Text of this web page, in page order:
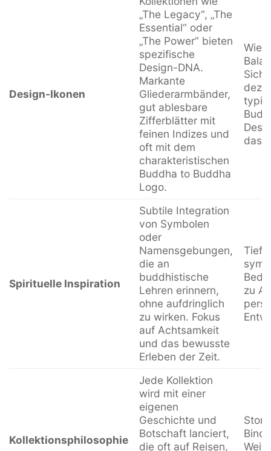
Design-Ikonen
Kollektionen wie
„The Legacy“, „The
Essential“ oder
„The Power“ bieten
spezifische
Design-DNA.
Markante
Gliederarmbänder,
gut ablesbare
Zifferblätter mit
feinen Indizes und
oft mit dem
charakteristischen
Buddha to Buddha
Logo.
das
Spirituelle Inspiration
Subtile Integration
von Symbolen
oder
Namensgebungen,
die an
buddhistische
Lehren erinnern,
ohne aufdringlich
zu wirken. Fokus
auf Achtsamkeit
und das bewusste
Erleben der Zeit.
zu
Kollektionsphilosophie
Jede Kollektion
wird mit einer
eigenen
Geschichte und
Botschaft lanciert,